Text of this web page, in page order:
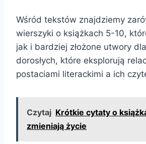
Wśród tekstów znajdziemy
wierszyki o książkach 5-10,
jak i bardziej złożone utwory
dorosłych, które eksplorują
postaciami literackimi a ich
Czytaj Krótkie cytaty o
zmieniają życie